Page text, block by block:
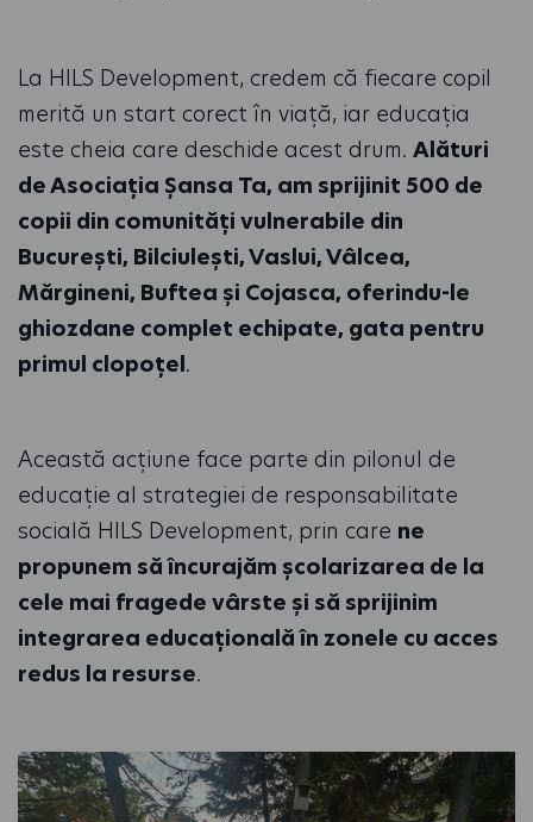
La HILS Development, credem că fiecare copil
merită un start corect în viață, iar educația
este cheia care deschide acest drum. Alături
de Asociația Șansa Ta, am sprijinit 500 de
copii din comunități vulnerabile din
București, Bilciulești, Vaslui, Vâlcea,
Mărgineni, Buftea și Cojasca, oferindu-le
ghiozdane complet echipate, gata pentru
primul clopoțel.
Această acțiune face parte din pilonul de
educație al strategiei de responsabilitate
socială HILS Development, prin care ne
propunem să încurajăm școlarizarea de la
cele mai fragede vârste și să sprijinim
integrarea educațională în zonele cu acces
redus la resurse.